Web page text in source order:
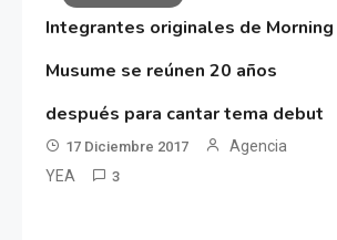
Integrantes originales de Morning
Musume se reúnen 20 años
después para cantar tema debut
17 Diciembre 2017
Agencia
YEA
3